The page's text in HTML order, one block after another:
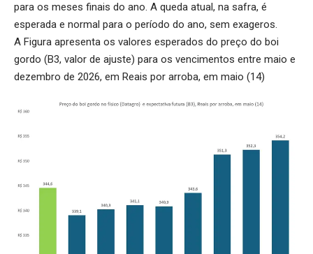
para os meses finais do ano. A queda atual, na safra, é
esperada e normal para o período do ano, sem exageros.
A Figura apresenta os valores esperados do preço do boi
gordo (B3, valor de ajuste) para os vencimentos entre maio e
dezembro de 2026, em Reais por arroba, em maio (14)